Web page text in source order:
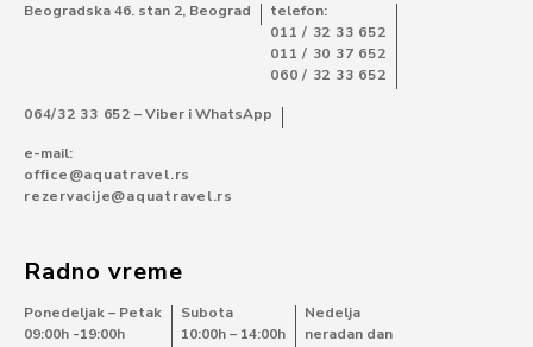
Beogradska 46. stan 2, Beograd
telefon:
011 / 32 33 652
011 / 30 37 652
060 / 32 33 652
064/32 33 652 – Viber i WhatsApp
e-mail:
office@aquatravel.rs
rezervacije@aquatravel.rs
Radno vreme
Ponedeljak – Petak
09:00h -19:00h
Subota
10:00h – 14:00h
Nedelja
neradan dan